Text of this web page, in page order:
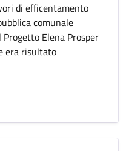
di efficentamento
comunale
Elena Prosper
era risultato